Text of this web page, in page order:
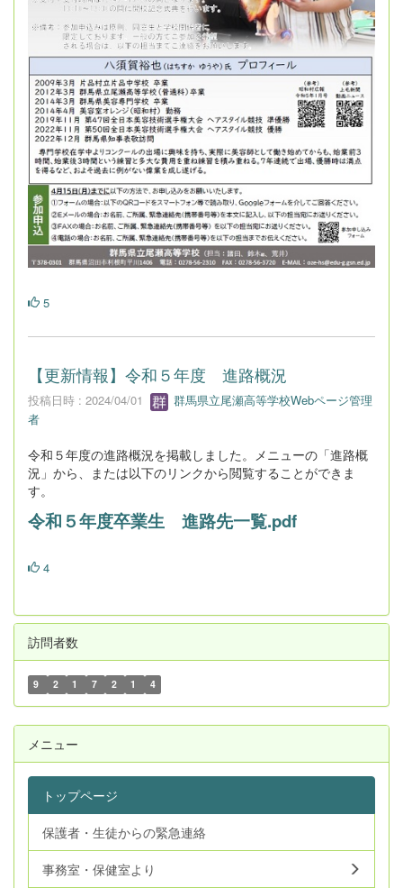
5
【更新情報】令和５年度 進路概況
投稿日時 : 2024/04/01
群馬県立尾瀬高等学校Webページ管理
者
令和５年度の進路概況を掲載しました。メニューの「進路概
況」から、または以下のリンクから閲覧することができま
す。
令和５年度卒業生 進路先一覧.pdf
4
訪問者数
9 2 1 7 2 1 4
メニュー
トップページ
保護者・生徒からの緊急連絡
事務室・保健室より